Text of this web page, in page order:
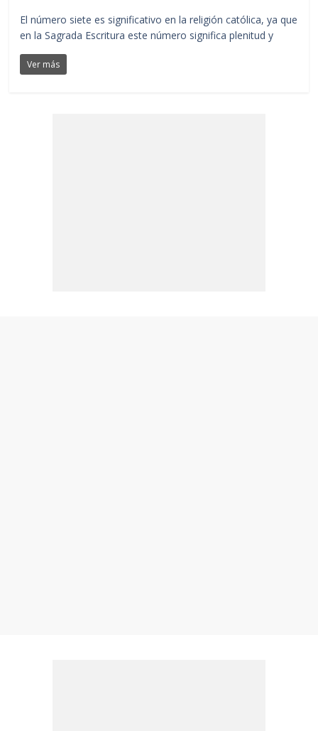
El número siete es significativo en la religión católica, ya que
en la Sagrada Escritura este número significa plenitud y
Ver más